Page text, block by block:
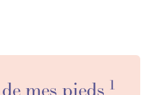
mes pieds 1